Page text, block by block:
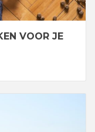
VOOR JE